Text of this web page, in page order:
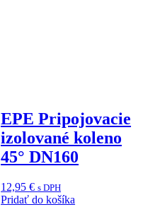
EPE Pripojovacie
izolované koleno
45° DN160
12,95€ s DPH
Pridať do košíka